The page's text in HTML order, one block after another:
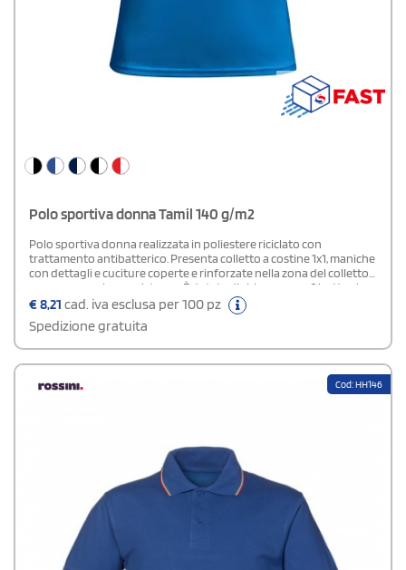
Polo sportiva donna Tamil 140 g/m2
Polo sportiva donna realizzata in poliestere riciclato con
trattamento antibatterico. Presenta colletto a costine 1x1, maniche
con dettagli e cuciture coperte e rinforzate nella zona del colletto
per una maggiore resistenza. È dotata di chiusura con 2 bottoni a
pressione, dettagli a contrasto e spalline che valorizzano il design.
Gli spacchetti laterali sull’orlo assicurano libertà di movimento,
mentre la vestibilità aderente esalta la silhouette. Completa di
etichetta rimovibile.
€8,21 cad. iva esclusa per 100 pz
Spedizione gratuita
Cod: HH146